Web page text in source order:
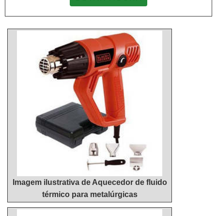
que tenha produtos e serviços com ótima qualidade
lucro, deixando a desejar nos outros fatores.É por
tudo isso que a Hidrohouse Aquecedores é uma
empresa segura quando se explora o segmento de
venda e manutenção de aquecedores. O foco é
oferecer a satisfação da venda à entrega final, com
foco total na qualidade.MAIS ALGUNS DETALHES
SOBRE A MELHOR EMPRESA NO
SEGMENTOSomente na Hidrohouse Aquecedores
tem no que há de melhor no ramo de venda e
manutenção de aquecedores. Com foco na
experiência dos clientes, oferece itens variados
como instalação de aquecedor a gás 26 litros e
venda de aquecedor a gás digital com ótima
qualidade e excelente custo-benefício.Garantimos a
satisfação dos clientes através de um atendimento
inovadora, chega até a Hidrohouse Aquecedores.
Com grande know-how focado em instalação de
aquecedor a gás 26 litros e instalação de
aquecedor de água industrial, visando sempre a
qualidade final para a fidelização do cliente.Sem
trocar o foco sobre reparo aquecedor a gás, mais
do que visar apenas lucratividade, deve oferecer
produtos e serviços que tenham ótima qualidade e
assertividade, pequenos detalhes, mas de grande
valia para saber a procedência e seriedade da
empresa.É importante lembrar que o serviço deve
sempre ser prestado por empresas especializadas
no segmento. Esse tipo de cuidado ajuda a garantir
a qualidade e assertividade do serviço, além de
evitar prejuízos com imprevistos e execuções mal
Imagem ilustrativa de Aquecedor de fluido
térmico para metalúrgicas